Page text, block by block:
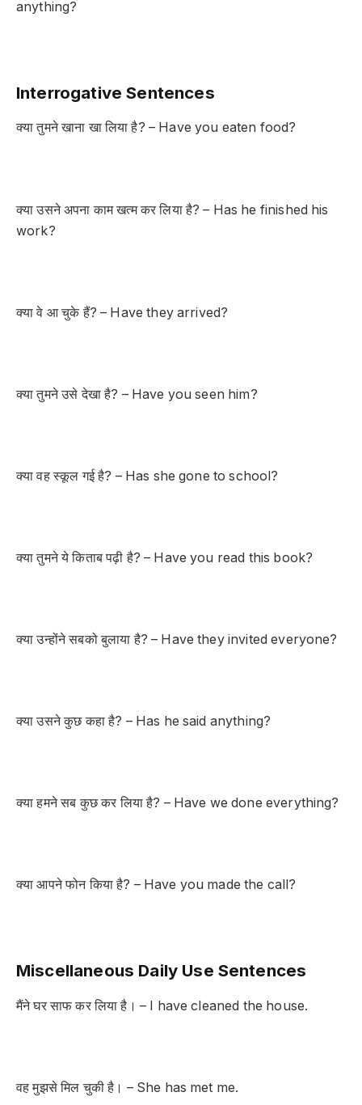
anything?
Interrogative Sentences
क्या तुमने खाना खा लिया है? – Have you eaten food?
क्या उसने अपना काम खत्म कर लिया है? – Has he finished his
work?
क्या वे आ चुके हैं? – Have they arrived?
क्या तुमने उसे देखा है? – Have you seen him?
क्या वह स्कूल गई है? – Has she gone to school?
क्या तुमने ये किताब पढ़ी है? – Have you read this book?
क्या उन्होंने सबको बुलाया है? – Have they invited everyone?
क्या उसने कुछ कहा है? – Has he said anything?
क्या हमने सब कुछ कर लिया है? – Have we done everything?
क्या आपने फोन किया है? – Have you made the call?
Miscellaneous Daily Use Sentences
मैंने घर साफ कर लिया है। – I have cleaned the house.
वह मुझसे मिल चुकी है। – She has met me.